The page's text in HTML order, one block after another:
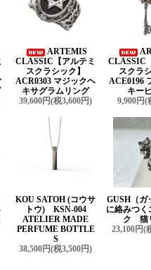
ARTEMIS
CLASSIC【アルテミ
スクラシック】
ACR0303 マジックヘ
キサグラムリング
39,600円(税3,600円)
CLASSIC
スクラ
ACE0196
キー
9,900円(
KOU SATOH (コウサ
トウ) KSN-004
ATELIER MADE
PERFUME BOTTLE
S
38,500円(税3,500円)
GUSH（ガ
に絡みつく
ク 猫
23,100円(